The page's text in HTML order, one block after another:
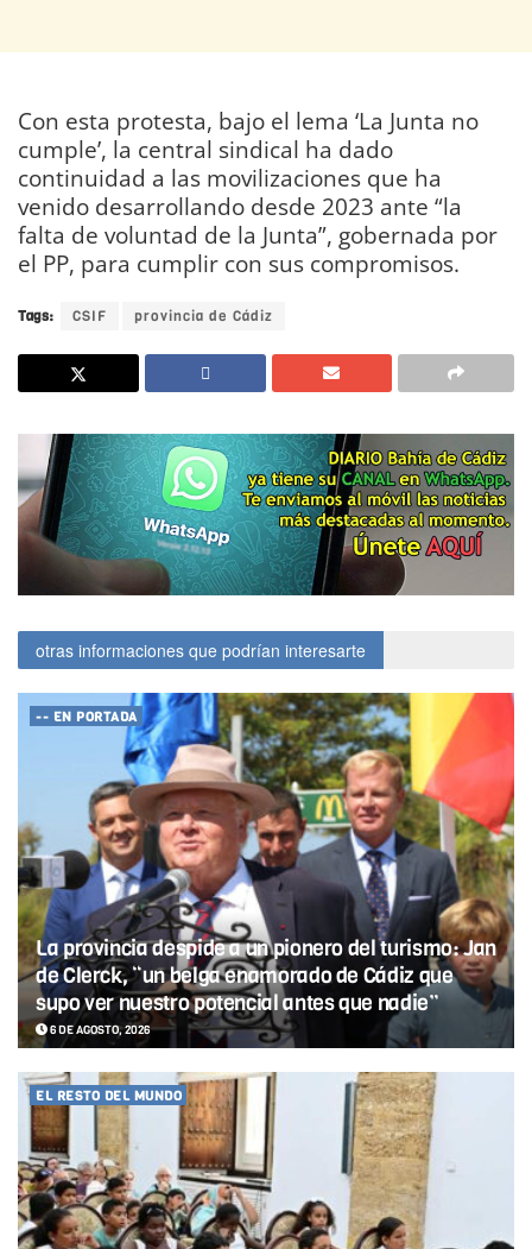
Con esta protesta, bajo el lema ‘La Junta no
cumple’, la central sindical ha dado
continuidad a las movilizaciones que ha
venido desarrollando desde 2023 ante “la
falta de voluntad de la Junta”, gobernada por
el PP, para cumplir con sus compromisos.
Tags: CSIF provincia de Cádiz
otras informaciones que podrían interesarte
-- EN PORTADA
La provincia despide a un pionero del turismo: Jan
de Clerck, “un belga enamorado de Cádiz que
supo ver nuestro potencial antes que nadie”
6 DE AGOSTO, 2026
EL RESTO DEL MUNDO